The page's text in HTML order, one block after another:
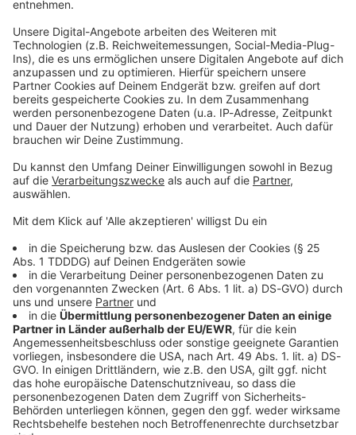
Studio Hotline
Kontaktformular
Sprachnachricht
© dpa-infocom, dpa:260617-930-236559/2
Bayern